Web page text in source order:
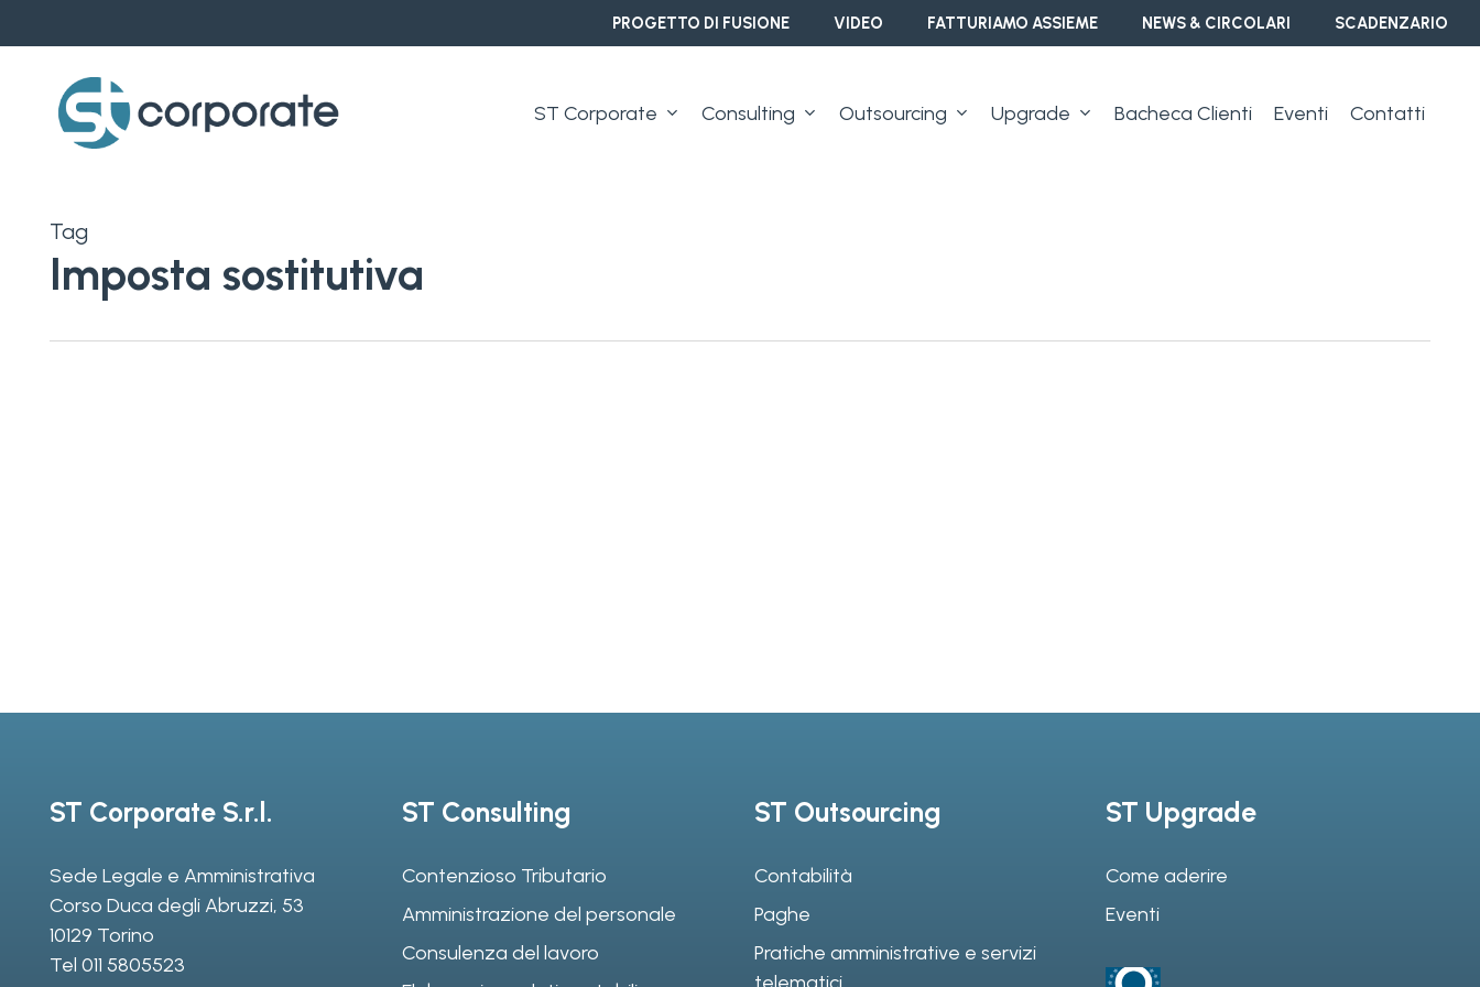
to
content
PROGETTO DI FUSIONE VIDEO FATTURIAMO ASSIEME NEWS & CIRCOLARI SCADENZARIO
ST Corporate Consulting Outsourcing Upgrade Bacheca Clienti Eventi Contatti
Tag
Imposta sostitutiva
ST Corporate S.r.l.
Sede Legale e Amministrativa
Corso Duca degli Abruzzi, 53
10129 Torino
Tel 011 5805523
ST Consulting
Contenzioso Tributario
Amministrazione del personale
Consulenza del lavoro
ST Outsourcing
Contabilità
Paghe
Pratiche amministrative e servizi
ST Upgrade
Come aderire
Eventi